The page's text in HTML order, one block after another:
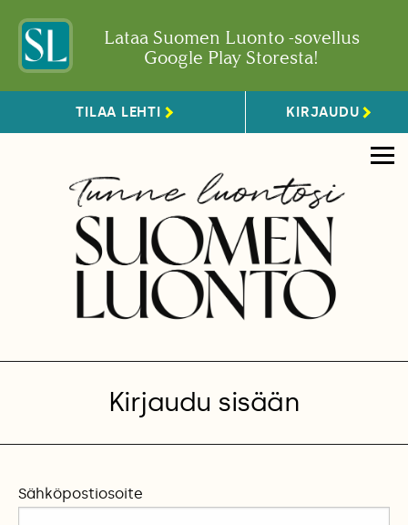
Lataa Suomen Luonto -sovellus
Google Play Storesta!
TILAA LEHTI KIRJAUDU
Kirjaudu sisään
Sähköpostiosoite